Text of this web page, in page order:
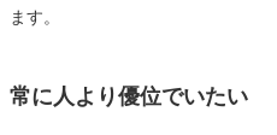
ます。
常に人より優位でいたい